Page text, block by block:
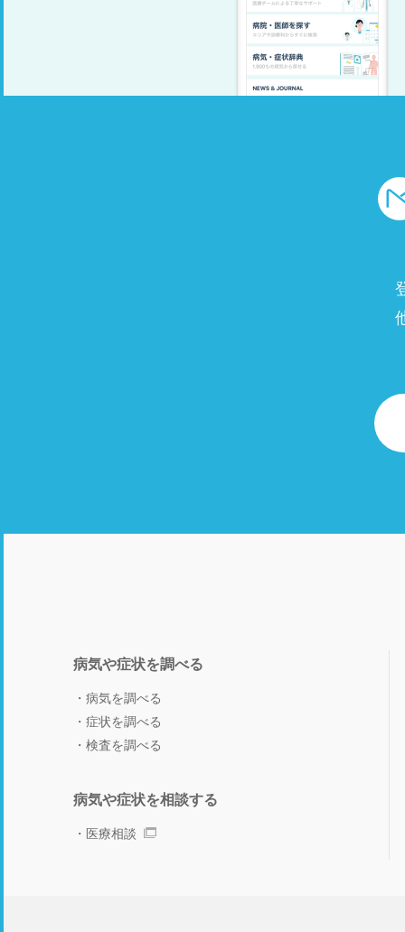
病気や症状を調べる
病気を調べる
症状を調べる
検査を調べる
病気や症状を相談する
医療相談